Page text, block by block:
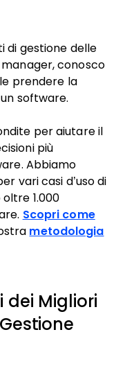
di gestione delle
conosco
prendere la
software.
per aiutare il
più
Abbiamo
vari casi d’uso di
1.000
Scopri come
metodologia
dei Migliori